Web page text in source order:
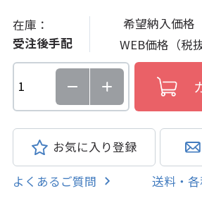
在庫：
受注後手配
希望納入価格
WEB価格（
お気に入り登録
よくあるご質問 送料・